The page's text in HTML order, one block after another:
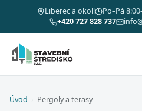
Liberec a okolí Po–Pá
+420 727 828 737
Úvod Pergoly a terasy